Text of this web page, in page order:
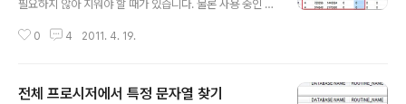
필요하지 않아 지워야 할 때가 있습니다. 물론 사용 중인 로
는 방법에 대해서 참고자료를 바탕으로 구성하여 아래와
GO ON PRIMARY ( NAME = N'LAIGO', FILENAME
0 4 2011. 4. 19.
전체 프로시저에서 특정 문자열 찾기